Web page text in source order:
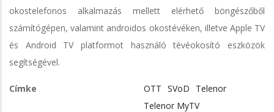
okostelefonos alkalmazás mellett elérhető böngészőből
számítógépen, valamint androidos okostévéken, illetve Apple TV
és Android TV platformot használó tévéokosító eszközök
segítségével.
Címke OTT SVoD
Telenor
Telenor MyTV